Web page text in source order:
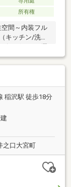
所有権
空間～内装フル
キッチン/洗面/
洗面化粧
ど、家事負担
面バルコニ
ールも楽しめ
感覚でスムー
設室内快適
可能です。お
稲沢駅 徒歩18分
之口大宮町